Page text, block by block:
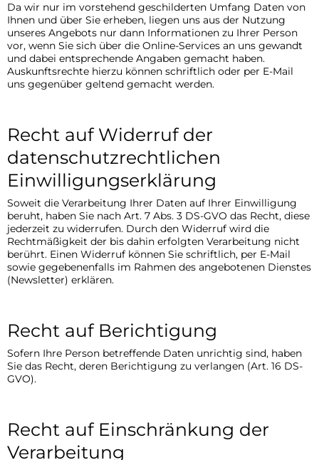
Da wir nur im vorstehend geschilderten Umfang Daten von
Ihnen und über Sie erheben, liegen uns aus der Nutzung
unseres Angebots nur dann Informationen zu Ihrer Person
vor, wenn Sie sich über die Online-Services an uns gewandt
und dabei entsprechende Angaben gemacht haben.
Auskunftsrechte hierzu können schriftlich oder per E-Mail
uns gegenüber geltend gemacht werden.
Recht auf Widerruf der
datenschutzrechtlichen
Einwilligungserklärung
Soweit die Verarbeitung Ihrer Daten auf Ihrer Einwilligung
beruht, haben Sie nach Art. 7 Abs. 3 DS-GVO das Recht, diese
jederzeit zu widerrufen. Durch den Widerruf wird die
Rechtmäßigkeit der bis dahin erfolgten Verarbeitung nicht
berührt. Einen Widerruf können Sie schriftlich, per E-Mail
sowie gegebenenfalls im Rahmen des angebotenen Dienstes
(Newsletter) erklären.
Recht auf Berichtigung
Sofern Ihre Person betreffende Daten unrichtig sind, haben
Sie das Recht, deren Berichtigung zu verlangen (Art. 16 DS-
GVO).
Recht auf Einschränkung der
Verarbeitung